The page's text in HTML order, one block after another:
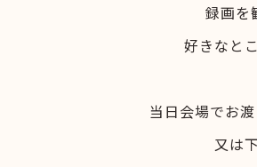
録画を
好きなと
当日会場でお
又は